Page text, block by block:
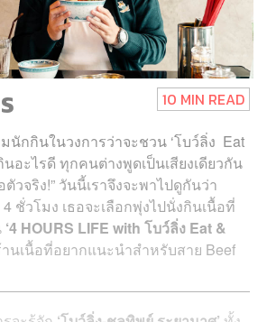
10 MIN READ
นักกินในวงการว่าจะชวน ‘โบว์ลิ่ง Eat
นอะไรดี ทุกคนต่างพูดเป็นเสียงเดียวกัน
วจริง!” วันนี้เราจึงจะพาไปดูกันว่า
4 ชั่วโมง เธอจะเลือกพุ่งไปนั่งกินเนื้อที่
‘4 HOURS LIFE with โบว์ลิ่ง Eat &
นเนื้อที่อยากแนะนำสำหรับสาย Beef